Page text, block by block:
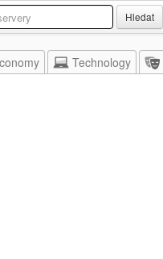
Hledat
Technology